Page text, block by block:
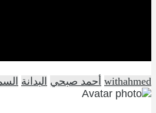
withahmed أحمد صبحي البدانة